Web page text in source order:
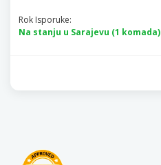
Rok Isporuke:
Na stanju u Sarajevu (1 komada)